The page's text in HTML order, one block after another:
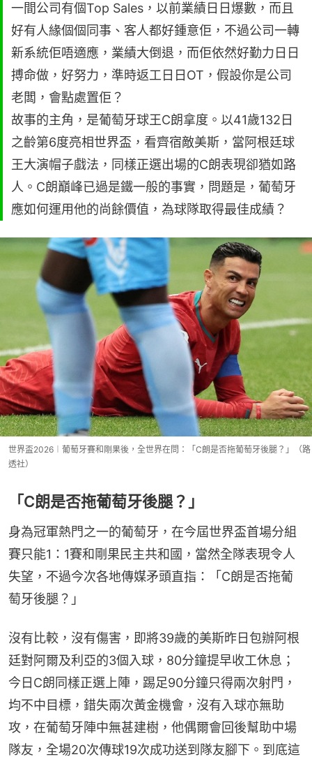
一間公司有個Top Sales，以前業績日日爆數，而且
好有人緣個個同事、客人都好鍾意佢，不過公司一轉
新系統佢唔適應，業績大倒退，而佢依然好勤力日日
搏命做，好努力，準時返工日日OT，假設你是公司
老闆，會點處置佢？
故事的主角，是葡萄牙球王C朗拿度。以41歲132日
之齡第6度亮相世界盃，看齊宿敵美斯，當阿根廷球
王大演帽子戲法，同樣正選出場的C朗表現卻猶如路
人。C朗巔峰已過是鐵一般的事實，問題是，葡萄牙
應如何運用他的尚餘價值，為球隊取得最佳成績？
世界盃2026︱葡萄牙賽和剛果後，全世界在問：「C朗是否拖葡萄牙後腿？」（路
透社）
「C朗是否拖葡萄牙後腿？」
身為冠軍熱門之一的葡萄牙，在今屆世界盃首場分組
賽只能1：1賽和剛果民主共和國，當然全隊表現令人
失望，不過今次各地傳媒矛頭直指：「C朗是否拖葡
萄牙後腿？」
沒有比較，沒有傷害，即將39歲的美斯昨日包辦阿根
廷對阿爾及利亞的3個入球，80分鐘提早收工休息；
今日C朗同樣正選上陣，踢足90分鐘只得兩次射門，
均不中目標，錯失兩次黃金機會，沒有入球亦無助
攻，在葡萄牙陣中無甚建樹，他偶爾會回後幫助中場
隊友，全場20次傳球19次成功送到隊友腳下。到底這